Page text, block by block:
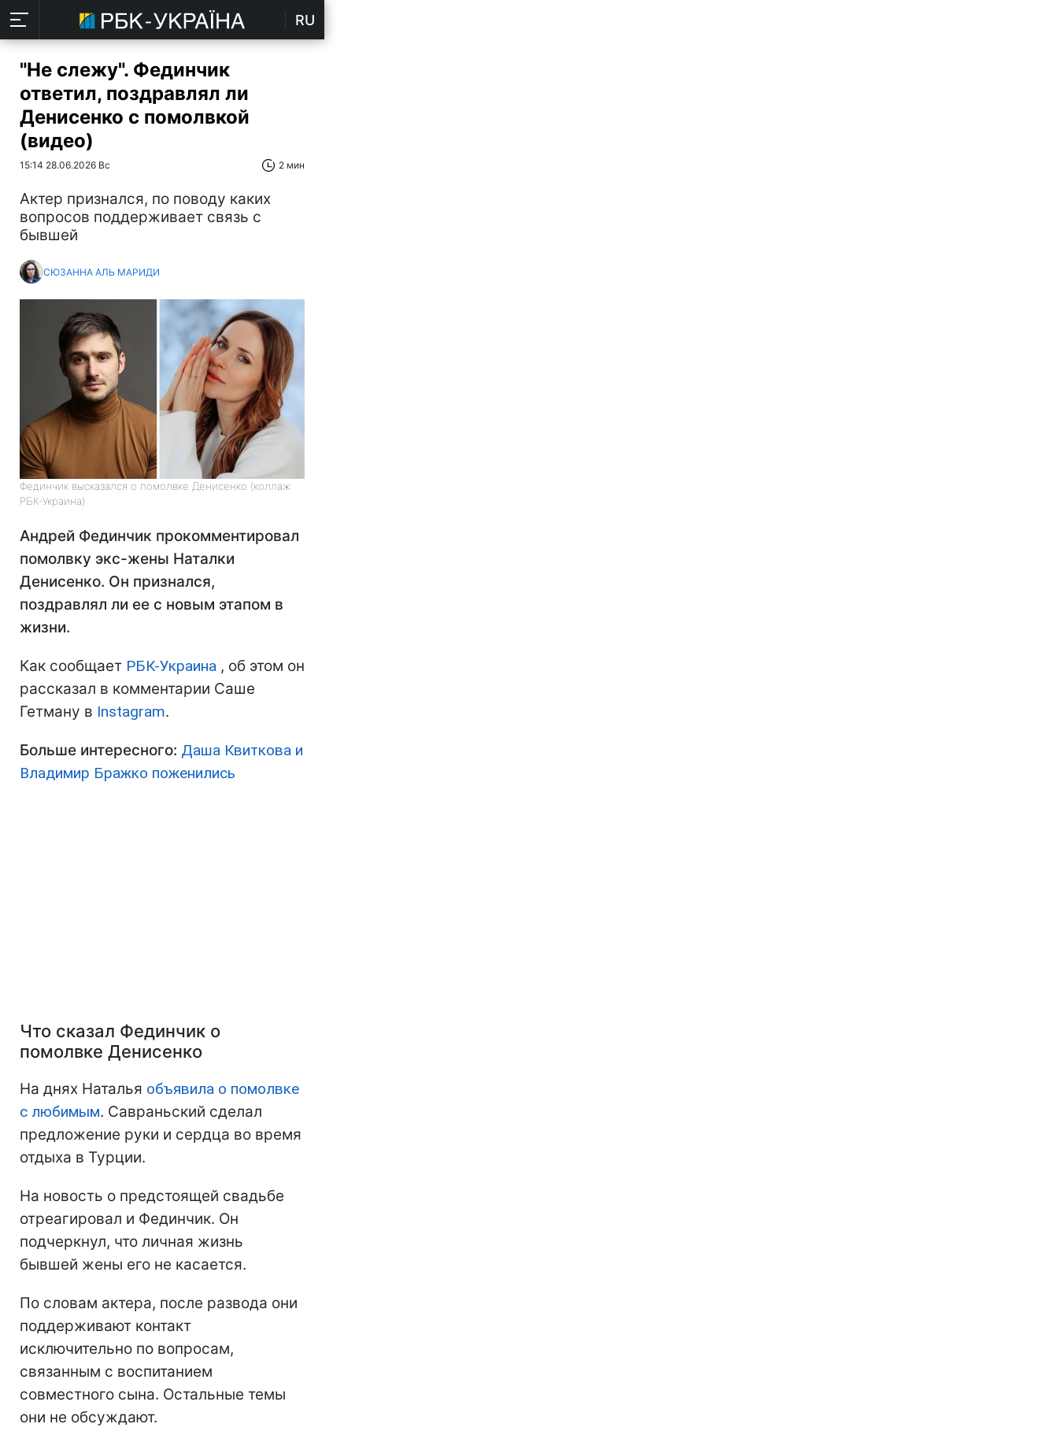
RU
"Не слежу". Фединчик
ответил, поздравлял ли
Денисенко с помолвкой
(видео)
15:14 28.06.2026 Вс 2 мин
Актер признался, по поводу каких
вопросов поддерживает связь с
бывшей
СЮЗАННА АЛЬ МАРИДИ
Фединчик высказался о помолвке Денисенко (коллаж:
РБК-Украина)
Андрей Фединчик прокомментировал
помолвку экс-жены Наталки
Денисенко. Он признался,
поздравлял ли ее с новым этапом в
жизни.
Как сообщает РБК-Украина , об этом он
рассказал в комментарии Саше
Гетману в Instagram.
Больше интересного: Даша Квиткова и
Владимир Бражко поженились
Что сказал Фединчик о
помолвке Денисенко
На днях Наталья объявила о помолвке
с любимым. Савраньский сделал
предложение руки и сердца во время
отдыха в Турции.
На новость о предстоящей свадьбе
отреагировал и Фединчик. Он
подчеркнул, что личная жизнь
бывшей жены его не касается.
По словам актера, после развода они
поддерживают контакт
исключительно по вопросам,
связанным с воспитанием
совместного сына. Остальные темы
они не обсуждают.